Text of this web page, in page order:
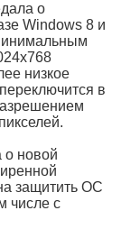
о
Windows 8 и
низкое
в
о новой
защитить ОС
числе с